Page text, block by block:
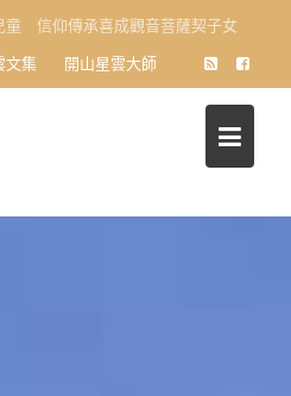
學生首創〈十修歌〉藝術展
文集 開山星雲大師